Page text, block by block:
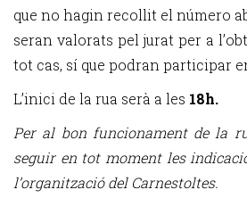
que no hagin recollit el número
seran valorats pel jurat per a
tot cas, sí que podran participar
L’inici de la rua serà a les 18h.
Per al bon funcionament de la
seguir en tot moment les
l’organització del Carnestoltes.